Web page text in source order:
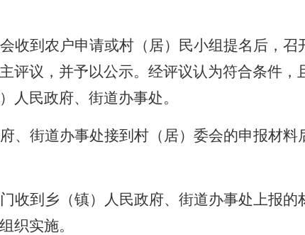
收到农户申请或村（居）民小组提名后，召
评议，并予以公示。经评议认为符合条件，
人民政府、街道办事处。
、街道办事处接到村（居）委会的申报材料
收到乡（镇）人民政府、街道办事处上报的
织实施。